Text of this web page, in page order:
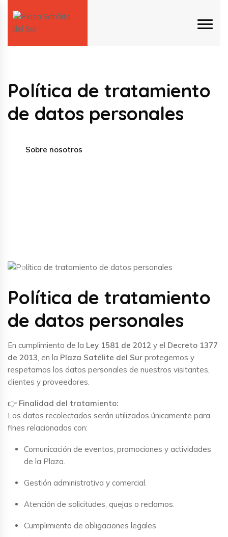
Política de tratamiento
de datos personales
Sobre nosotros
Previous
Política de tratamiento
de datos personales
En cumplimiento de la Ley 1581 de 2012 y el Decreto 1377
de 2013, en la Plaza Satélite del Sur protegemos y
respetamos los datos personales de nuestros visitantes,
clientes y proveedores.
👉 Finalidad del tratamiento:
Los datos recolectados serán utilizados únicamente para
fines relacionados con:
Comunicación de eventos, promociones y actividades
de la Plaza.
Gestión administrativa y comercial.
Atención de solicitudes, quejas o reclamos.
Cumplimiento de obligaciones legales.